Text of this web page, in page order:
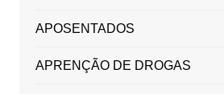
APOSENTADOS
APRENÇÃO DE DROGAS